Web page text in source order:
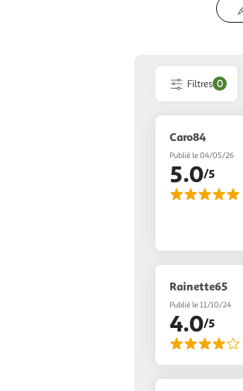
Filtres 0
Caro84
Publié le 04/05/26
5.0/5
Rainette65
Publié le 11/10/24
4.0/5